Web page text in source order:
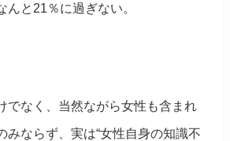
んと21％に過ぎない。
でなく、当然ながら女性も含まれ
みならず、実は“女性自身の知識不